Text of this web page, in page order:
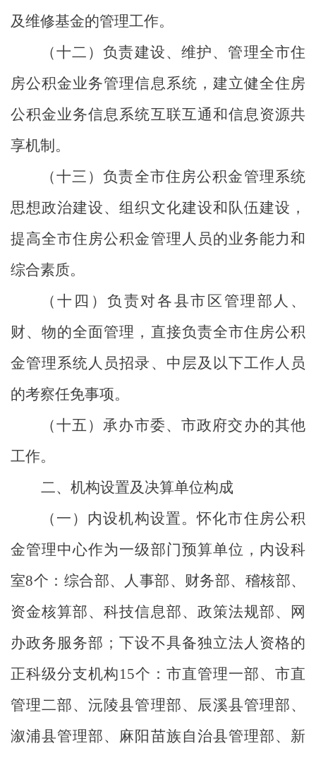
及维修基金的管理工作。
（十二）负责建设、维护、管理全市住
房公积金业务管理信息系统，建立健全住房
公积金业务信息系统互联互通和信息资源共
享机制。
（十三）负责全市住房公积金管理系统
思想政治建设、组织文化建设和队伍建设，
提高全市住房公积金管理人员的业务能力和
综合素质。
（十四）负责对各县市区管理部人、
财、物的全面管理，直接负责全市住房公积
金管理系统人员招录、中层及以下工作人员
的考察任免事项。
（十五）承办市委、市政府交办的其他
工作。
二、机构设置及决算单位构成
（一）内设机构设置。怀化市住房公积
金管理中心作为一级部门预算单位，内设科
室8个：综合部、人事部、财务部、稽核部、
资金核算部、科技信息部、政策法规部、网
办政务服务部；下设不具备独立法人资格的
正科级分支机构15个：市直管理一部、市直
管理二部、沅陵县管理部、辰溪县管理部、
溆浦县管理部、麻阳苗族自治县管理部、新